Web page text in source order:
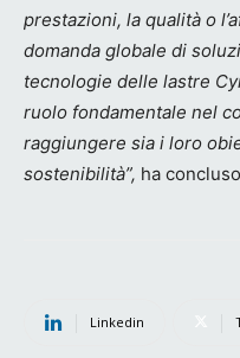
prestazioni, la qualità o
domanda globale di
tecnologie delle lastre
ruolo fondamentale nel
raggiungere sia i loro
sostenibilità”, ha concluso
Linkedin